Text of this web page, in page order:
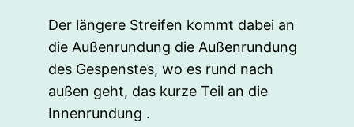
Der längere Streifen kommt dabei an
die Außenrundung die Außenrundung
des Gespenstes, wo es rund nach
außen geht, das kurze Teil an die
Innenrundung .